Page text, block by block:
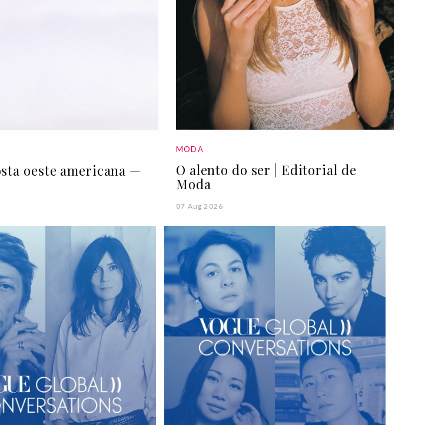
oeste americana —
MODA
O alento do ser | Editorial de
Moda
07 Aug 2026